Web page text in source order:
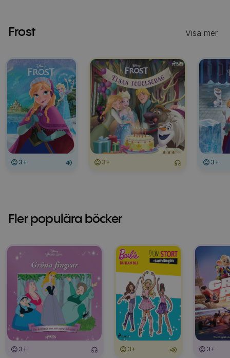
Frost Visa mer
3+ 3+ 3+
Fler populära böcker
3+ 3+ 3+